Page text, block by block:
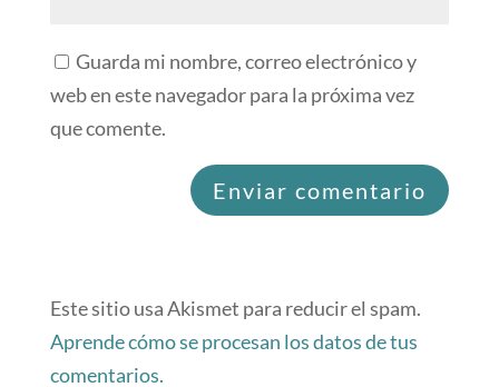
Guarda mi nombre, correo electrónico y
web en este navegador para la próxima vez
que comente.
Este sitio usa Akismet para reducir el spam.
Aprende cómo se procesan los datos de tus
comentarios.